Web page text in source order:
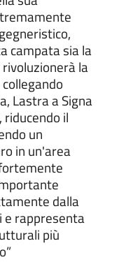
campata sia la
la
Lastra a Signa
riducendo il
un
in un'area
dalla
e rappresenta
più